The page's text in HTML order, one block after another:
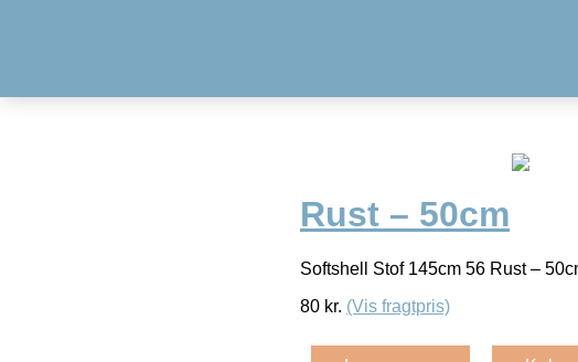
Rust – 50cm
Softshell Stof 145cm 56 Rust –
80 kr. (Vis fragtpris)